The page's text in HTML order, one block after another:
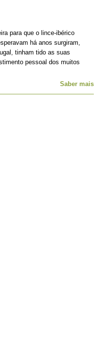
para que o lince-ibérico
há anos surgiram,
tinham tido as suas
pessoal dos muitos
Saber mais